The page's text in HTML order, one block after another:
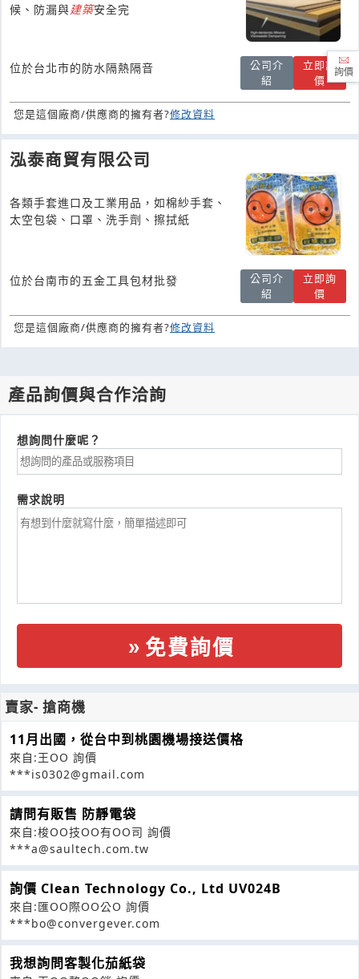
候、防漏與建築安全完
位於台北市的防水隔熱隔音
公司介
紹
立即詢
價
您是這個廠商/供應商的擁有者?修改資料
泓泰商貿有限公司
各類手套進口及工業用品，如棉紗手套、
太空包袋、口罩、洗手劑、擦拭紙
位於台南市的五金工具包材批發
公司介
紹
立即詢
價
您是這個廠商/供應商的擁有者?修改資料
產品詢價與合作洽詢
想詢問什麼呢？
需求說明
免費詢價
賣家- 搶商機
11月出國，從台中到桃園機場接送價格
來自:王OO 詢價
***is0302@gmail.com
請問有販售 防靜電袋
來自:梭OO技OO有OO司 詢價
***a@saultech.com.tw
詢價 Clean Technology Co., Ltd UV024B
來自:匯OO際OO公O 詢價
***bo@convergever.com
我想詢問客製化茄紙袋
詢價